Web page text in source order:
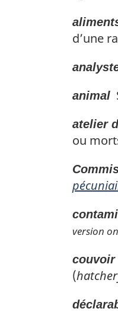
e
:d’une
animal
atelier
ou
version
couvoir
(